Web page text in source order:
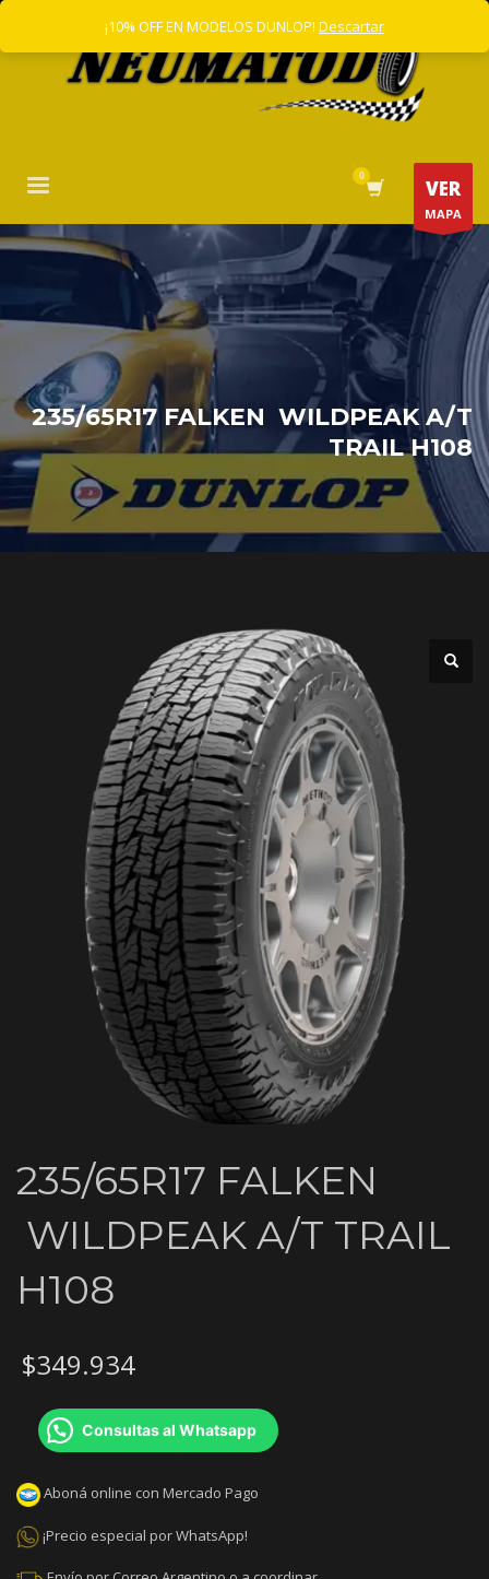
VER
MAPA
235/65R17 FALKEN WILDPEAK A/T
TRAIL H108
235/65R17 FALKEN
WILDPEAK A/T TRAIL
H108
$349.934
Consultas al Whatsapp
Aboná online con Mercado Pago
¡Precio especial por WhatsApp!
¡10% OFF EN MODELOS DUNLOP! Descartar